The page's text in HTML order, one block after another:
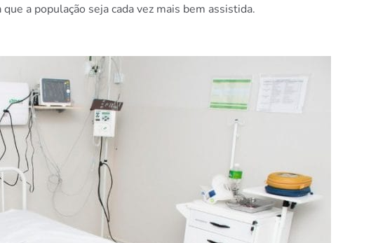
a população seja cada vez mais bem assistida.